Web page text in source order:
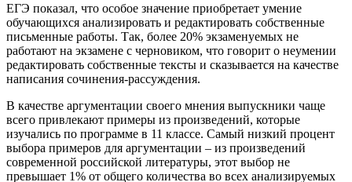
ЕГЭ показал, что особое значение приобретает умение
обучающихся анализировать и редактировать собственные
письменные работы. Так, более 20% экзаменуемых не
работают на экзамене с черновиком, что говорит о неумении
редактировать собственные тексты и сказывается на качестве
написания сочинения-рассуждения.
В качестве аргументации своего мнения выпускники чаще
всего привлекают примеры из произведений, которые
изучались по программе в 11 классе. Самый низкий процент
выбора примеров для аргументации – из произведений
современной российской литературы, этот выбор не
превышает 1% от общего количества во всех анализируемых